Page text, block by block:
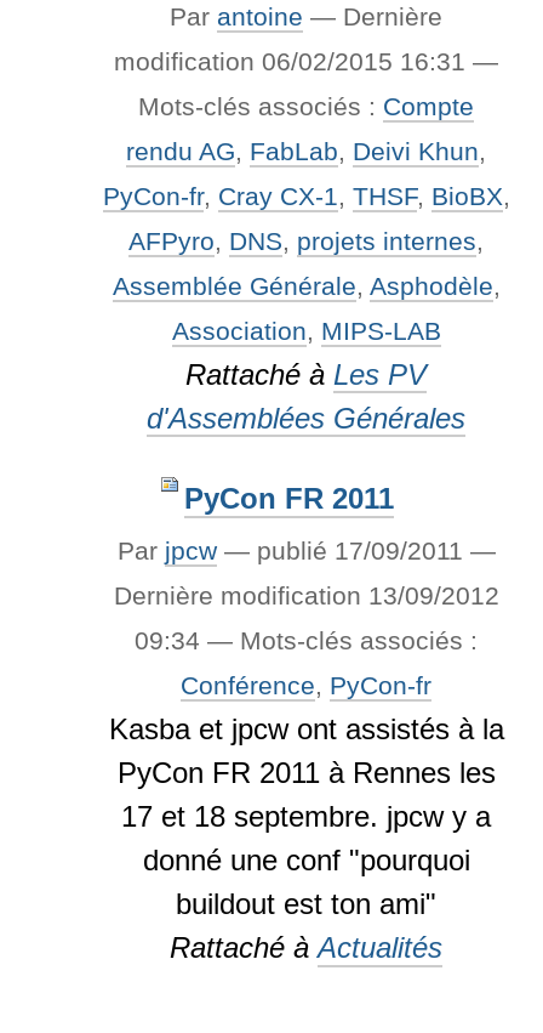
Par antoine — Dernière
modification 06/02/2015 16:31—
Mots-clés associés : Compte
rendu AG, FabLab, Deivi Khun,
PyCon-fr, Cray CX-1, THSF, BioBX,
AFPyro, DNS, projets internes,
Assemblée Générale, Asphodèle,
Association, MIPS-LAB
Rattaché à Les PV
d'Assemblées Générales
PyCon FR 2011
Par jpcw — publié 17/09/2011 —
Dernière modification 13/09/2012
09:34— Mots-clés associés :
Conférence, PyCon-fr
Kasba et jpcw ont assistés à la
PyCon FR 2011 à Rennes les
17 et 18 septembre. jpcw y a
donné une conf "pourquoi
buildout est ton ami"
Rattaché à Actualités